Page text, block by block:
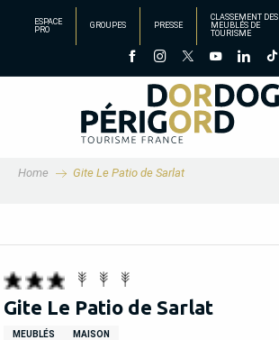
principal
ESPACE
PRO
GROUPES PRESSE
CLASSEMENT DES
MEUBLÉS DE
TOURISME
Home Gite Le Patio de Sarlat
Gite Le Patio de Sarlat
MEUBLÉS MAISON